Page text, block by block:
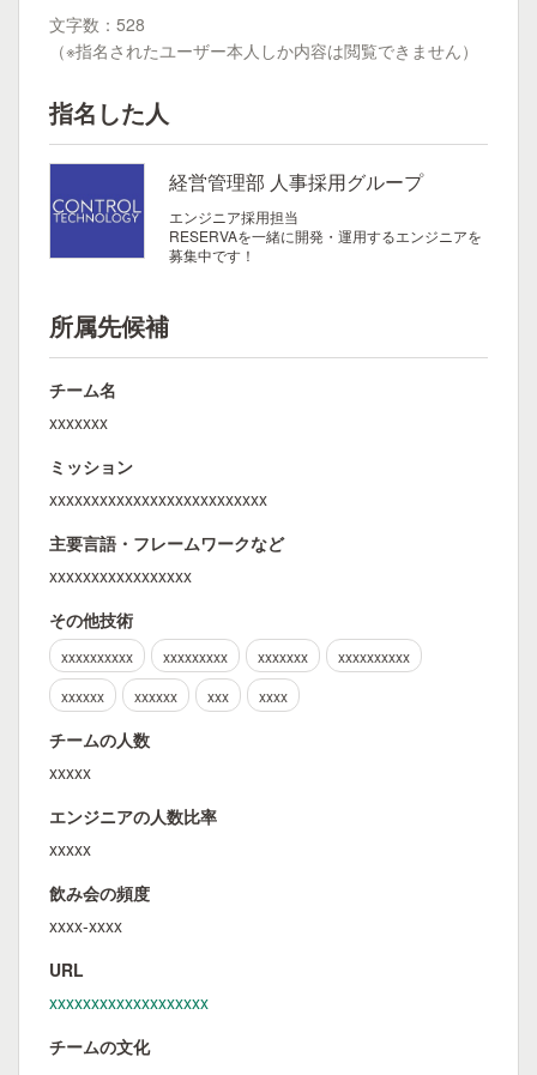
文字数：528
（※指名されたユーザー本人しか内容は閲覧できません）
指名した人
経営管理部 人事採用グループ
エンジニア採用担当
RESERVAを一緒に開発・運用するエンジニアを
募集中です！
所属先候補
チーム名
xxxxxxx
ミッション
xxxxxxxxxxxxxxxxxxxxxxxxxx
主要言語・フレームワークなど
xxxxxxxxxxxxxxxxx
その他技術
xxxxxxxxxx xxxxxxxxx xxxxxxx
xxxxxxxxxx
xxxxxx
xxxxxx xxx xxxx
チームの人数
xxxxx
エンジニアの人数比率
xxxxx
飲み会の頻度
xxxx-xxxx
URL
xxxxxxxxxxxxxxxxxxx
チームの文化